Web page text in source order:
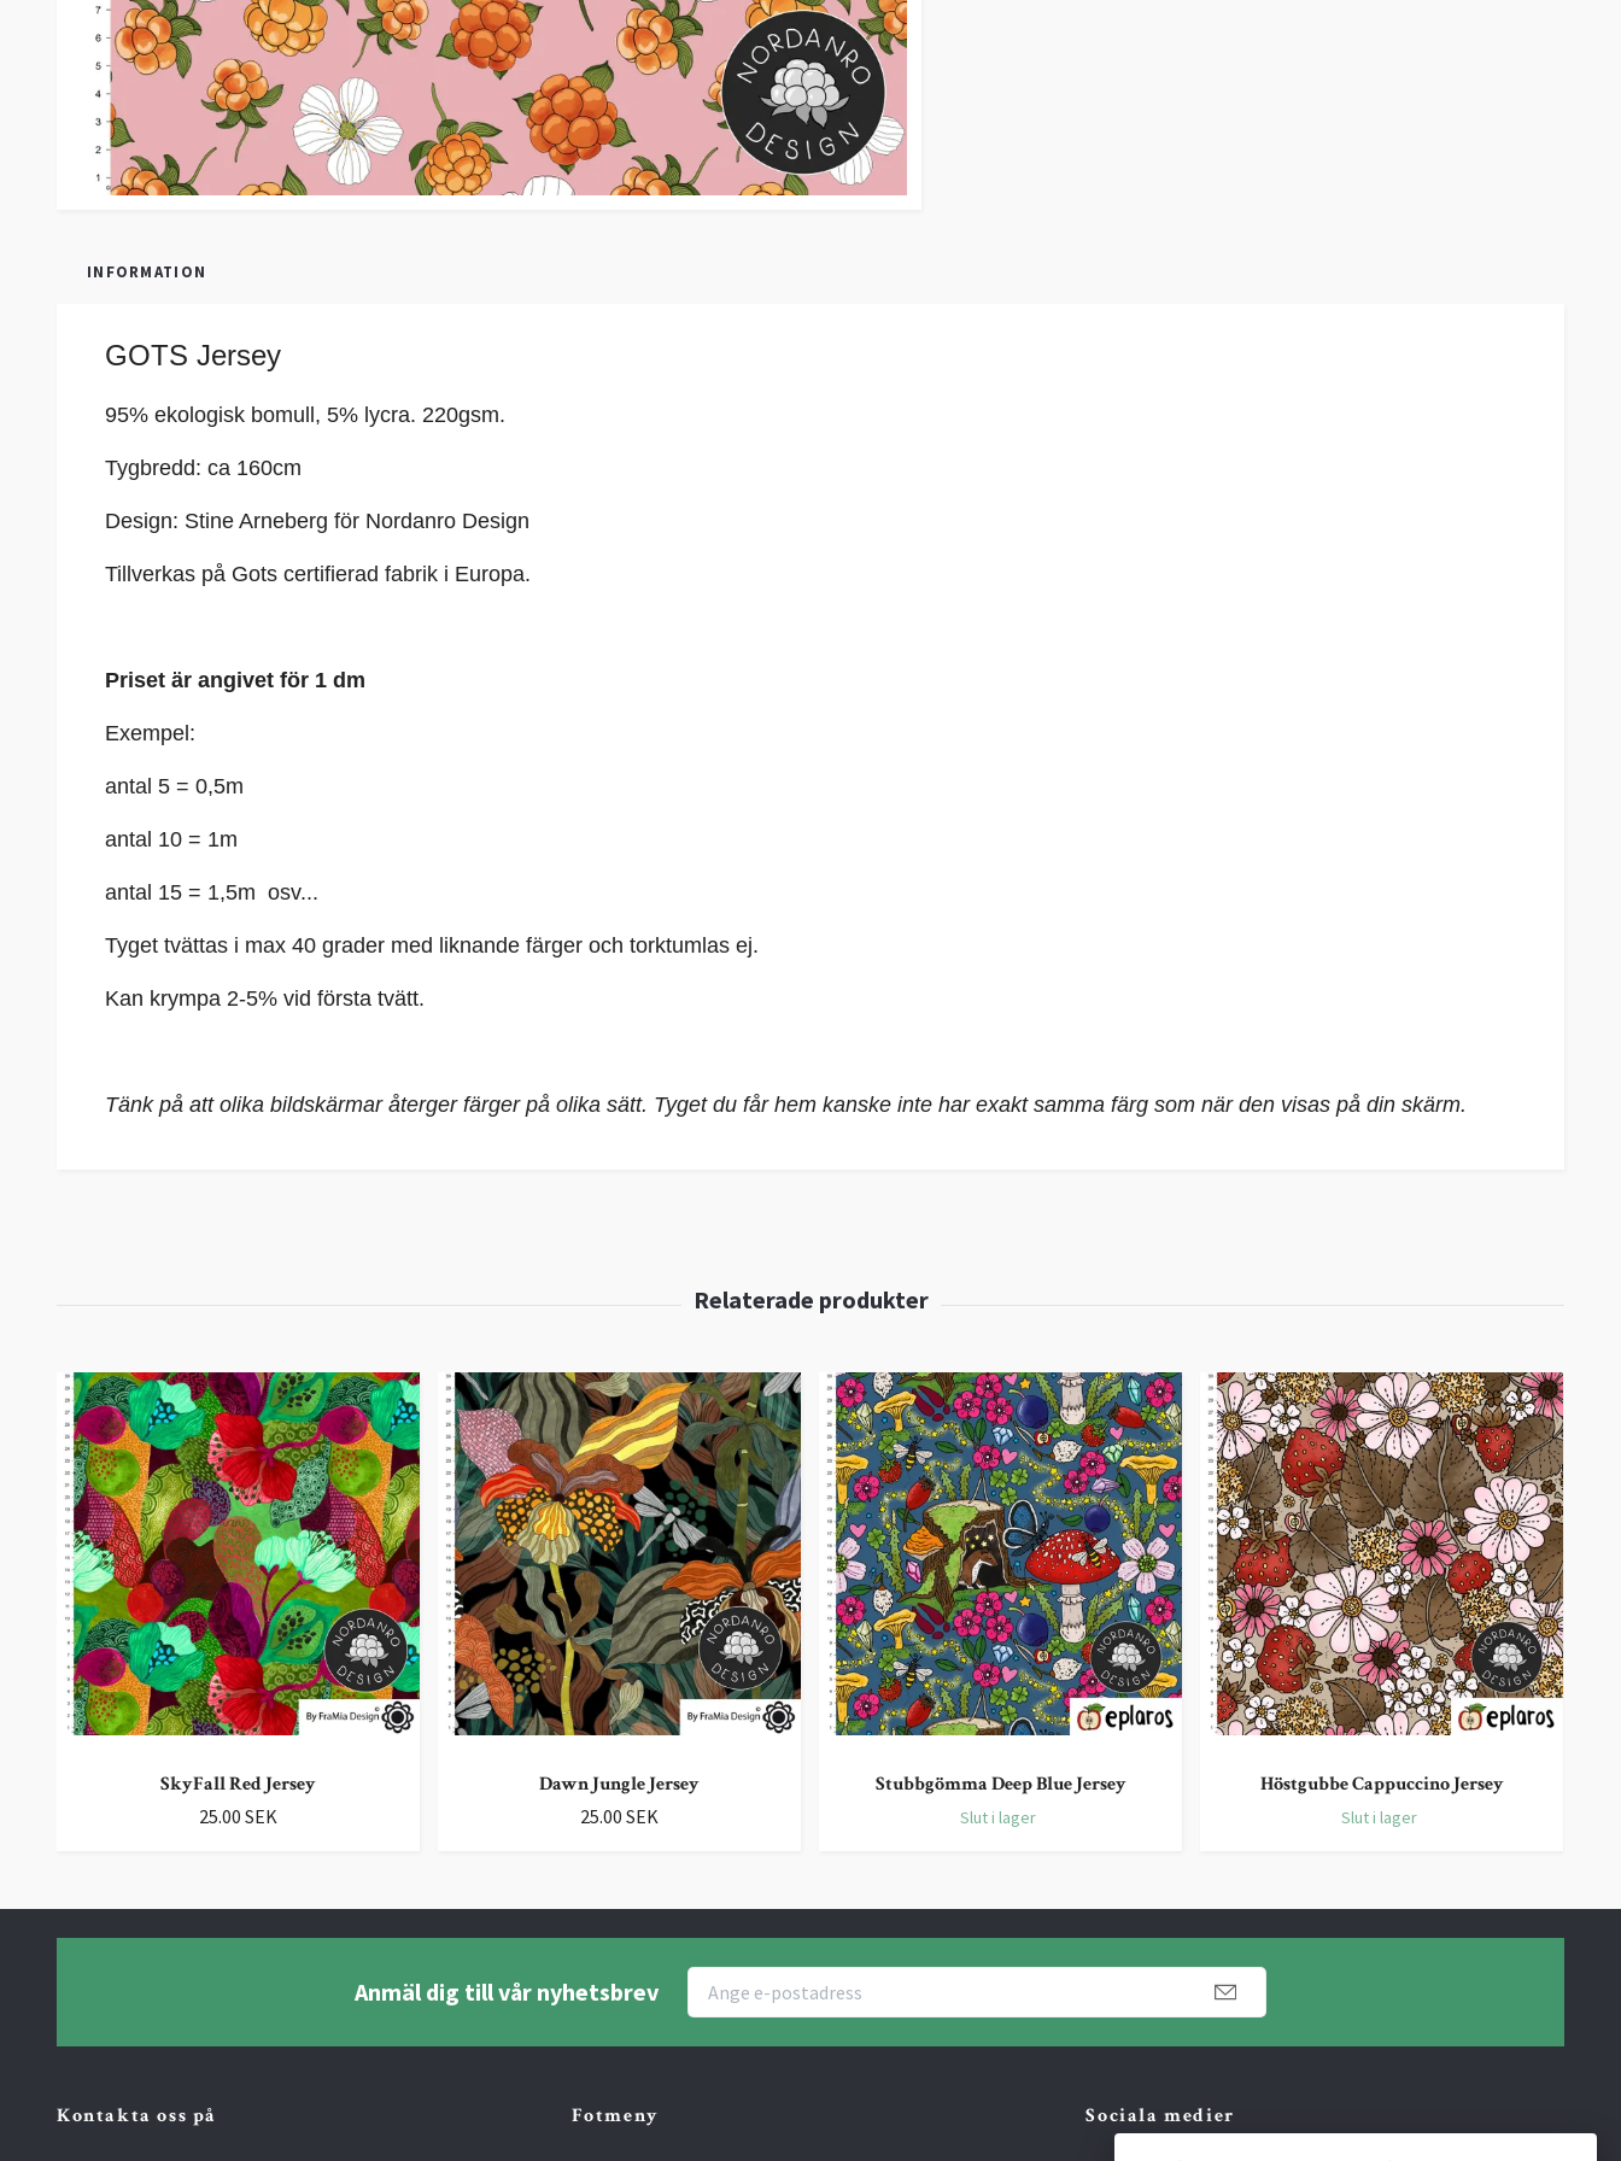
INFORMATION
GOTS Jersey
95% ekologisk bomull, 5% lycra. 220gsm.
Tygbredd: ca 160cm
Design: Stine Arneberg för Nordanro Design
Tillverkas på Gots certifierad fabrik i Europa.
Priset är angivet för 1 dm
Exempel:
antal 5 = 0,5m
antal 10 = 1m
antal 15 = 1,5m osv...
Tyget tvättas i max 40 grader med liknande färger och torktumlas ej.
Kan krympa 2-5% vid första tvätt.
Tänk på att olika bildskärmar återger färger på olika sätt. Tyget du får hem kanske inte har exakt samma färg som när den visas på din skärm.
SkyFall Red Jersey
25.00 SEK
Dawn Jungle Jersey
25.00 SEK
Stubbgömma Deep Blue Jersey
Slut i lager
Höstgubbe Cappuccino Jersey
Slut i lager
Anmäl dig till vår nyhetsbrev
Kontakta oss på Fotmeny Sociala medier